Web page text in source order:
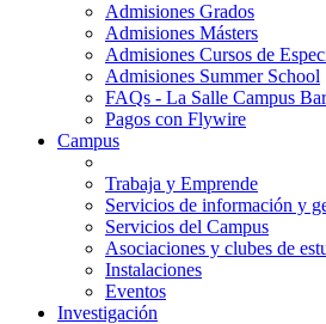
Admisiones Grados
Admisiones Másters
Admisiones Cursos de
Admisiones Summer School
FAQs - La Salle Campus
Pagos con Flywire
Campus
Trabaja y Emprende
Servicios de información y
Servicios del Campus
Asociaciones y clubes de
Instalaciones
Eventos
Investigación